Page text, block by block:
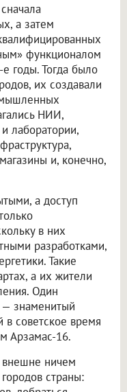
а затем
функционалом
годы. Тогда было
их создавали
НИИ,
лаборатории,
и, конечно,
а доступ
в них
разработками,
Такие
а их жители
Один
знаменитый
в советское время
Арзамас-16.
ничем
страны: